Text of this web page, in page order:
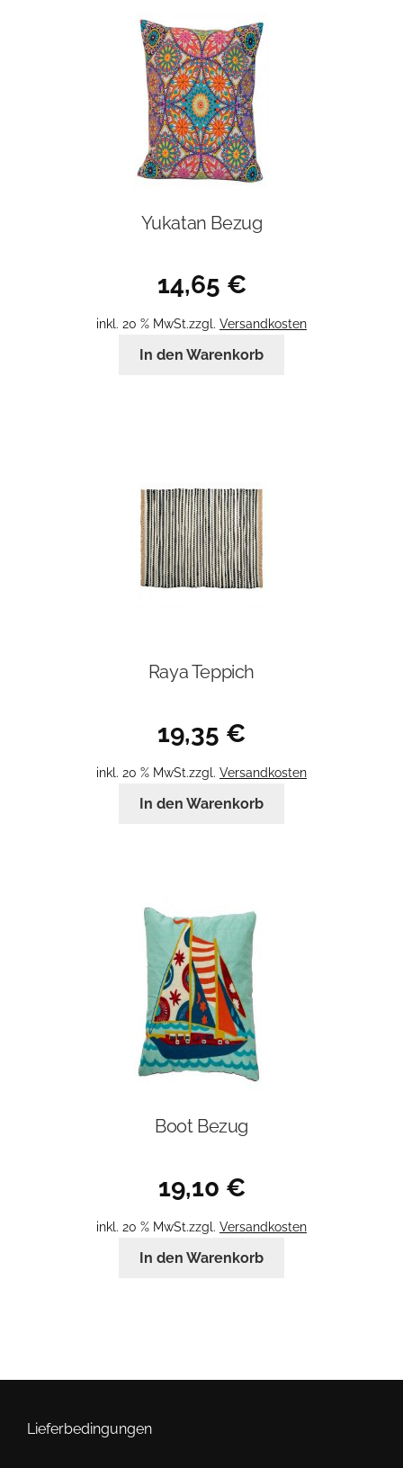
Yukatan Bezug
14,65 €
inkl. 20 % MwSt.zzgl. Versandkosten
In den Warenkorb
Raya Teppich
19,35 €
inkl. 20 % MwSt.zzgl. Versandkosten
In den Warenkorb
Boot Bezug
19,10 €
inkl. 20 % MwSt.zzgl. Versandkosten
In den Warenkorb
Lieferbedingungen